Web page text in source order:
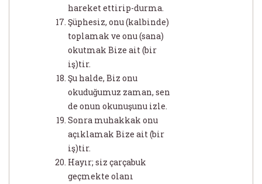
hareket ettirip-durma.
Şüphesiz, onu (kalbinde)
toplamak ve onu (sana)
okutmak Bize ait (bir
iş)tir.
Şu halde, Biz onu
okuduğumuz zaman, sen
de onun okunuşunu izle.
Sonra muhakkak onu
açıklamak Bize ait (bir
iş)tir.
Hayır; siz çarçabuk
geçmekte olanı